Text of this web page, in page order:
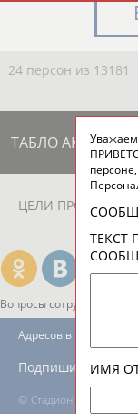
24 персон из 13181
ТАБЛО
ЦЕЛИ ПРОЕКТА
Вопросы
© Стадион, 1998-2026
Адресов в новостной
Подпишись
ТЕКСТ
ИМЯ